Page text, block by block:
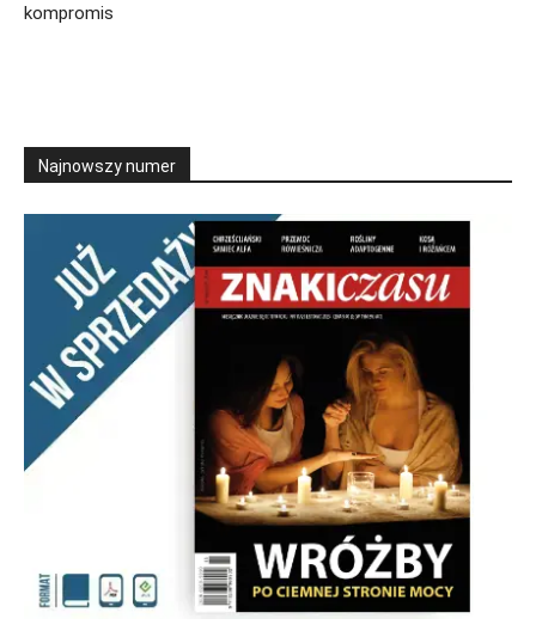
kompromis
Najnowszy numer